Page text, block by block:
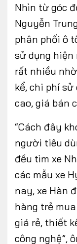
Nhìn từ góc
Nguyễn
phân phối ô
sử dụng
rất nhiều
kể, chi phí
cao, giá bán
“Cách đây
người tiêu
đều tìm xe
các mẫu xe
nay, xe Hàn
hàng trẻ
giá rẻ, thiết
công nghệ”,